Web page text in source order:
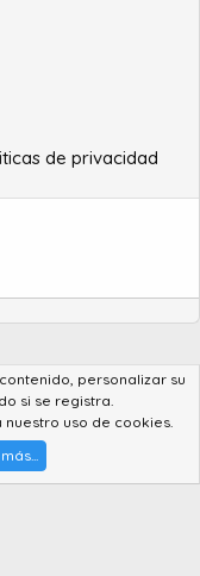
de privacidad
Ltd.
Addons
personalizar su
si se registra.
uso de cookies.